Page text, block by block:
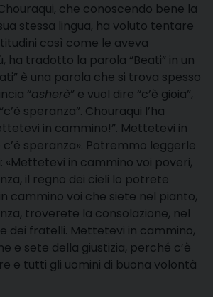
che conoscendo bene la
stessa lingua, ha voluto tentare
così come le aveva
ha tradotto la parola “Beati” in un
è una parola che si trova spesso
“asherè” e vuol dire “c’è gioia”,
speranza”. Chouraqui l’ha
in cammino!”. Mettetevi in
speranza». Potremmo leggerle
«Mettetevi in cammino voi poveri,
il regno dei cieli lo potrete
cammino voi che siete nel pianto,
troverete la consolazione, nel
dei fratelli. Mettetevi in cammino,
e sete della giustizia, perché c’è
e tutti gli uomini di buona volontà